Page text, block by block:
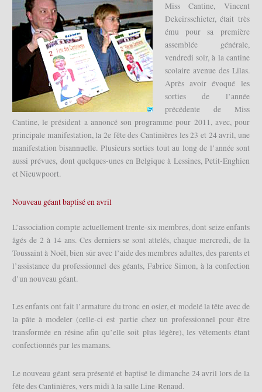
Miss Cantine, Vincent
Dekeirsschieter, était très
ému pour sa première
assemblée générale,
vendredi soir, à la cantine
scolaire avenue des Lilas.
Après avoir évoqué les
sorties de l’année
précédente de Miss
Cantine, le président a annoncé son programme pour 2011, avec, pour
principale manifestation, la 2e fête des Cantinières les 23 et 24 avril, une
manifestation bisannuelle. Plusieurs sorties tout au long de l’année sont
aussi prévues, dont quelques-unes en Belgique à Lessines, Petit-Enghien
et Nieuwpoort.
Nouveau géant baptisé en avril
L’association compte actuellement trente-six membres, dont seize enfants
âgés de 2 à 14 ans. Ces derniers se sont attelés, chaque mercredi, de la
Toussaint à Noël, bien sûr avec l’aide des membres adultes, des parents et
l’assistance du professionnel des géants, Fabrice Simon, à la confection
d’un nouveau géant.
Les enfants ont fait l’armature du tronc en osier, et modelé la tête avec de
la pâte à modeler (celle-ci est partie chez un professionnel pour être
transformée en résine afin qu’elle soit plus légère), les vêtements étant
confectionnés par les mamans.
Le nouveau géant sera présenté et baptisé le dimanche 24 avril lors de la
fête des Cantinières, vers midi à la salle Line-Renaud.